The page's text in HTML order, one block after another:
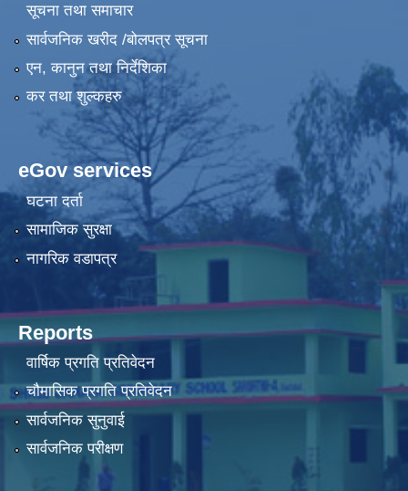
सूचना तथा समाचार
सार्वजनिक खरीद /बोलपत्र सूचना
एन, कानुन तथा निर्देशिका
कर तथा शुल्कहरु
eGov services
घटना दर्ता
सामाजिक सुरक्षा
नागरिक वडापत्र
Reports
वार्षिक प्रगति प्रतिवेदन
चौमासिक प्रगति प्रतिवेदन
सार्वजनिक सुनुवाई
सार्वजनिक परीक्षण